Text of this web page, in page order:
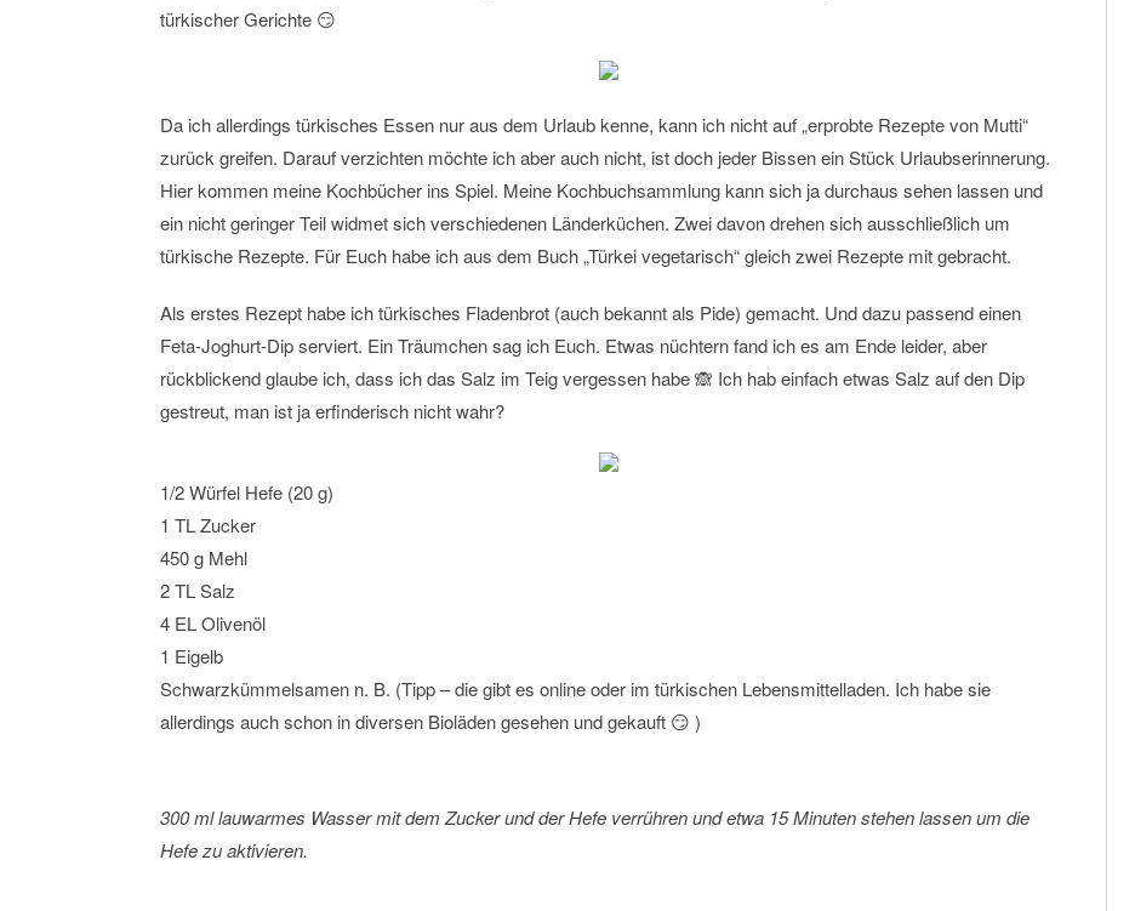
türkischer Gerichte 😏
Da ich allerdings türkisches Essen nur aus dem Urlaub kenne, kann ich nicht auf „erprobte Rezepte von Mutti“
zurück greifen. Darauf verzichten möchte ich aber auch nicht, ist doch jeder Bissen ein Stück Urlaubserinnerung.
Hier kommen meine Kochbücher ins Spiel. Meine Kochbuchsammlung kann sich ja durchaus sehen lassen und
ein nicht geringer Teil widmet sich verschiedenen Länderküchen. Zwei davon drehen sich ausschließlich um
türkische Rezepte. Für Euch habe ich aus dem Buch „Türkei vegetarisch“ gleich zwei Rezepte mit gebracht.
Als erstes Rezept habe ich türkisches Fladenbrot (auch bekannt als Pide) gemacht. Und dazu passend einen
Feta-Joghurt-Dip serviert. Ein Träumchen sag ich Euch. Etwas nüchtern fand ich es am Ende leider, aber
rückblickend glaube ich, dass ich das Salz im Teig vergessen habe 🙈 Ich hab einfach etwas Salz auf den Dip
gestreut, man ist ja erfinderisch nicht wahr?
1/2 Würfel Hefe (20 g)
1 TL Zucker
450 g Mehl
2 TL Salz
4 EL Olivenöl
1 Eigelb
Schwarzkümmelsamen n. B. (Tipp – die gibt es online oder im türkischen Lebensmittelladen. Ich habe sie
allerdings auch schon in diversen Bioläden gesehen und gekauft 😏 )
300 ml lauwarmes Wasser mit dem Zucker und der Hefe verrühren und etwa 15 Minuten stehen lassen um die
Hefe zu aktivieren.